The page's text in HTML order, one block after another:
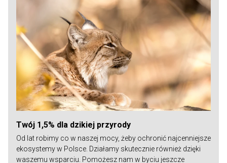
Twój 1,5% dla dzikiej przyrody
Od lat robimy co w naszej mocy, żeby ochronić najcenniejsze
ekosystemy w Polsce. Działamy skutecznie również dzięki
waszemu wsparciu. Pomożesz nam w byciu jeszcze